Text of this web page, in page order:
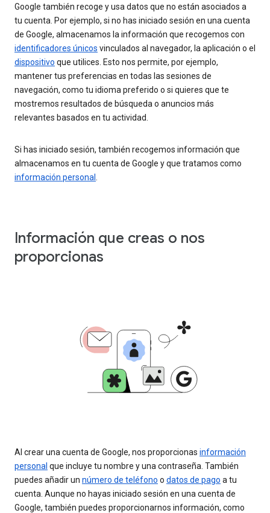
Google también recoge y usa datos que no están asociados a
tu cuenta. Por ejemplo, si no has iniciado sesión en una cuenta
de Google, almacenamos la información que recogemos con
identificadores únicos vinculados al navegador, la aplicación o el
dispositivo que utilices. Esto nos permite, por ejemplo,
mantener tus preferencias en todas las sesiones de
navegación, como tu idioma preferido o si quieres que te
mostremos resultados de búsqueda o anuncios más
relevantes basados en tu actividad.
Si has iniciado sesión, también recogemos información que
almacenamos en tu cuenta de Google y que tratamos como
información personal
Información que creas o nos
proporcionas
Al crear una cuenta de Google, nos proporcionas información
personal que incluye tu nombre y una contraseña. También
puedes añadir un número de teléfono o datos de pago a tu
cuenta. Aunque no hayas iniciado sesión en una cuenta de
Google, también puedes proporcionarnos información, como